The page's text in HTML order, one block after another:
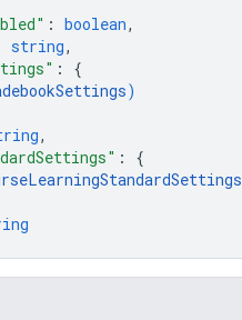
: boolean,
string,
: {
)
,
: {